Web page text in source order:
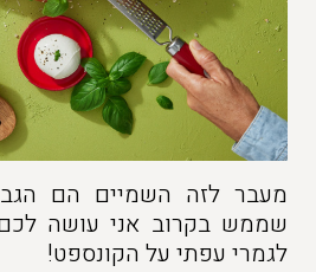
מעבר לזה השמיים הם
שממש בקרוב אני עושה
לגמרי עפתי על הקונספט!